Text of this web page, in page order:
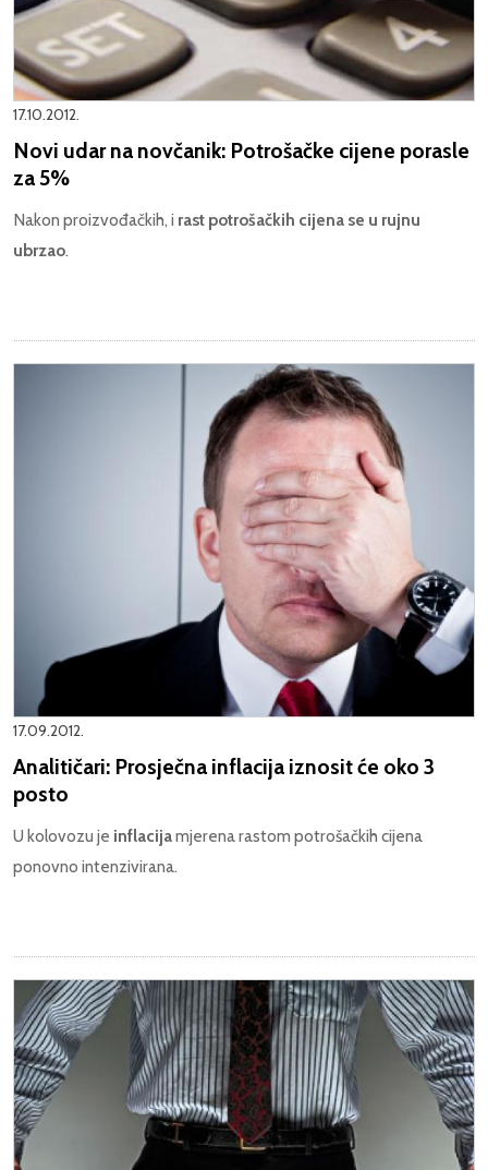
17.10.2012.
Novi udar na novčanik: Potrošačke cijene porasle
za 5%
Nakon proizvođačkih, i rast potrošačkih cijena se u rujnu
ubrzao.
17.09.2012.
Analitičari: Prosječna inflacija iznosit će oko 3
posto
U kolovozu je inflacijamjerena rastom potrošačkih cijena
ponovno intenzivirana.